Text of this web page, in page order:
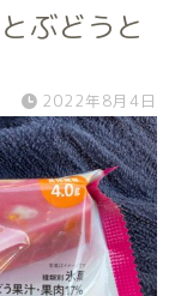
ぶどうと
2022年8月4日